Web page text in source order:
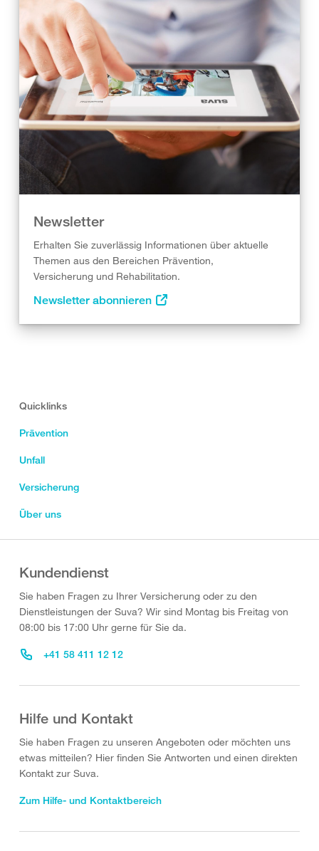
Newsletter
Erhalten Sie zuverlässig Informationen über aktuelle
Themen aus den Bereichen Prävention,
Versicherung und Rehabilitation.
Newsletter abonnieren
Quicklinks
Prävention
Unfall
Versicherung
Über uns
Kundendienst
Sie haben Fragen zu Ihrer Versicherung oder zu den
Dienstleistungen der Suva? Wir sind Montag bis Freitag von
08:00 bis 17:00 Uhr gerne für Sie da.
+41 58 411 12 12
Hilfe und Kontakt
Sie haben Fragen zu unseren Angeboten oder möchten uns
etwas mitteilen? Hier finden Sie Antworten und einen direkten
Kontakt zur Suva.
Zum Hilfe- und Kontaktbereich